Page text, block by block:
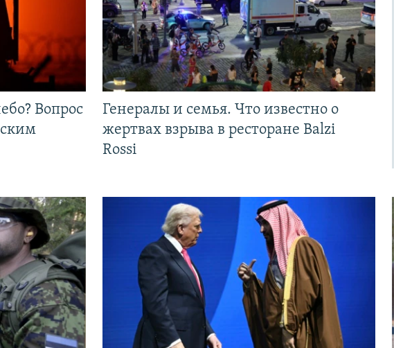
Вопрос
Генералы и семья. Что известно о
жертвах взрыва в ресторане Balzi
Rossi